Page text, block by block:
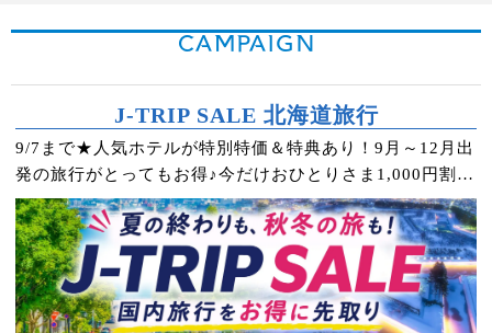
CAMPAIGN
J-TRIP SALE 北海道旅行
9/7まで★人気ホテルが特別特価＆特典あり！9月～12月出
発の旅行がとってもお得♪今だけおひとりさま1,000円割引
クーポンもプレゼント！